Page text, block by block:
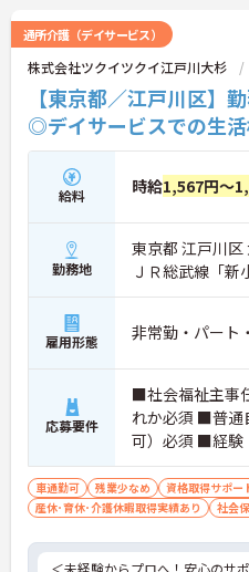
通所介護（デイサービス）
株式会社ツクイツクイ江戸川大杉
【東京都／江戸川区】
◎デイサービスでの生活
給料 時給1,567円～
勤務地
東京都 江戸川
ＪＲ総武線「新
雇用形態 非常勤・パート
応募要件
■社会福祉主事
れか必須 ■普通
可）必須 ■経験
車通勤可 残業少なめ 資格取得サポー
産休･育休･介護休暇取得実績あり
社会